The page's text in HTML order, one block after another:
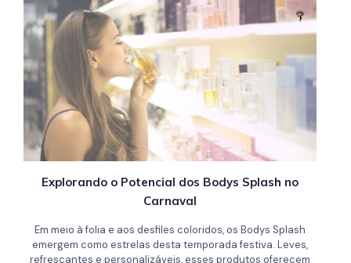
Explorando o Potencial dos Bodys Splash no
Carnaval
Em meio à folia e aos desfiles coloridos, os Bodys Splash
emergem como estrelas desta temporada festiva. Leves,
refrescantes e personalizáveis, esses produtos oferecem